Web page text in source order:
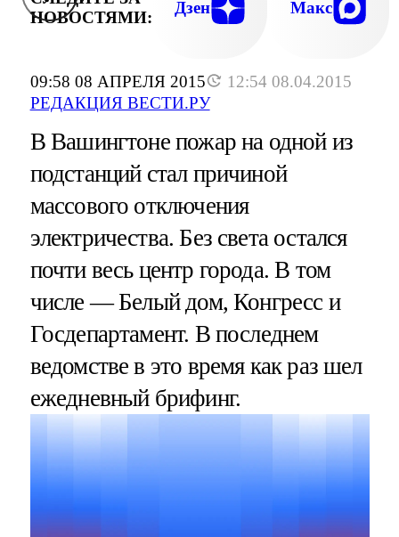
09:58 08 АПРЕЛЯ 2015
12:54 08.04.2015
РЕДАКЦИЯ ВЕСТИ.РУ
НОВОСТЯМИ:
Дзен Макс
В Вашингтоне пожар на одной из
подстанций стал причиной
массового отключения
электричества. Без света остался
почти весь центр города. В том
числе — Белый дом, Конгресс и
Госдепартамент. В последнем
ведомстве в это время как раз шел
ежедневный брифинг.